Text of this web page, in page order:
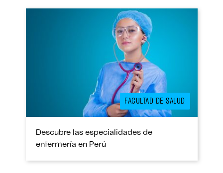
FACULTAD DE SALUD
Descubre las especialidades de
enfermería en Perú